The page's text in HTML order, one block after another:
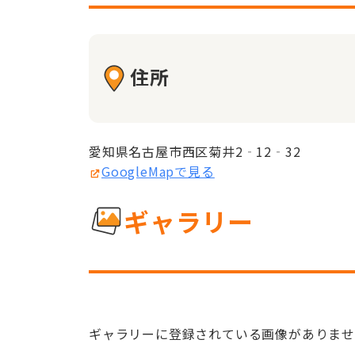
住所
愛知県名古屋市西区菊井2‐12‐32
GoogleMapで見る
ギャラリー
ギャラリーに登録されている画像がありま